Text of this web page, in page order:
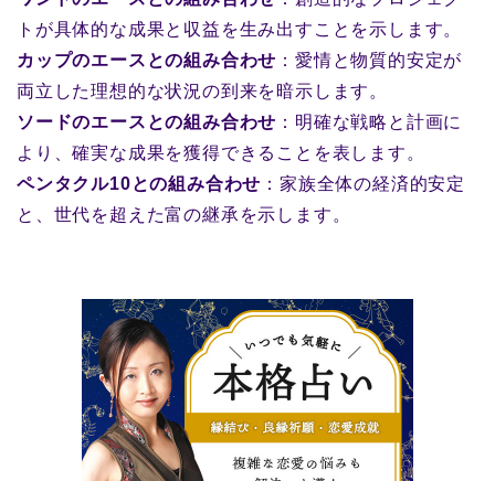
トが具体的な成果と収益を生み出すことを示します。
カップのエースとの組み合わせ ：愛情と物質的安定が
両立した理想的な状況の到来を暗示します。
ソードのエースとの組み合わせ ：明確な戦略と計画に
より、確実な成果を獲得できることを表します。
ペンタクル10との組み合わせ ：家族全体の経済的安定
と、世代を超えた富の継承を示します。